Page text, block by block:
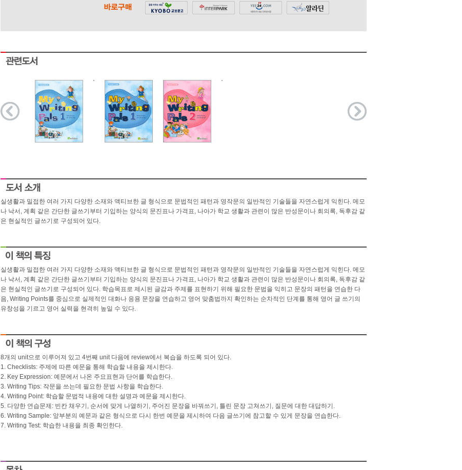
실생활과 밀접한 여러 가지 다양한 소재와 액티브한 글 형식으로 문법적인 패턴과 영작문의 일반적인 기술들을 자연스럽게 익힌다. 메모
나 낙서, 계획 같은 간단한 글쓰기부터 기입하는 양식의 문진표나 가격표, 나아가 학교 생활과 관련이 많은 반성문이나 회의록, 독후감 같
은 현실적인 글쓰기로 구성되어 있다.
실생활과 밀접한 여러 가지 다양한 소재와 액티브한 글 형식으로 문법적인 패턴과 영작문의 일반적인 기술들을 자연스럽게 익힌다. 메모
나 낙서, 계획 같은 간단한 글쓰기부터 기입하는 양식의 문진표나 가격표, 나아가 학교 생활과 관련이 많은 반성문이나 회의록, 독후감 같
은 현실적인 글쓰기로 구성되어 있다. 학습목표로 제시된 글감과 주제를 표현하기 위해 필요한 문법을 익히고 문장의 패턴을 연습한 다
음, Writing Points를 중심으로 실제적인 대화나 응용 문장을 연습하고 영어 맞춤법까지 확인하는 순차적인 단계를 통해 영어 글 쓰기의
유창성을 기르고 영어 실력을 현격히 높일 수 있다.
8개의 unit으로 이루어져 있고 4번째 unit 다음에 review에서 복습을 하도록 되어 있다.
1. Checklists: 주제에 따른 예문을 통해 학습할 내용을 제시한다.
2. Key Expression: 예문에서 나온 주요표현과 단어를 학습한다.
3. Writing Tips: 작문을 쓰는데 필요한 문법 사항을 학습한다.
4. Writing Point: 학습할 문법적 내용에 대한 설명과 예문을 제시한다.
5. 다양한 연습문제: 빈칸 채우기, 순서에 맞게 나열하기, 주어진 문장을 바꿔쓰기, 틀린 문장 고쳐쓰기, 질문에 대한 대답하기.
6. Writing Sample: 앞부분의 예문과 같은 형식으로 다시 한번 예문을 제시하여 다음 글쓰기에 참고할 수 있게 문장을 연습한다.
7. Writing Test: 학습한 내용을 최종 확인한다.